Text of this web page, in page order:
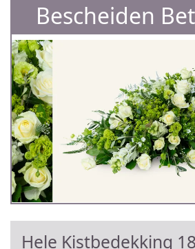
Bescheiden
Hele Kistbedekking